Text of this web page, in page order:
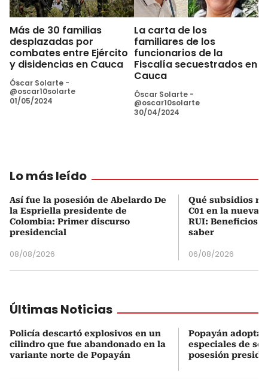
Más de 30 familias
desplazadas por
combates entre Ejército
y disidencias en Cauca
Óscar Solarte -
@oscar10solarte
01/05/2024
La carta de los
familiares de los
funcionarios de la
Fiscalía secuestrados en
Cauca
Óscar Solarte -
@oscar10solarte
30/04/2024
Lo más leído
Así fue la posesión de Abelardo De
la Espriella presidente de
Colombia: Primer discurso
presidencial
08/08/2026
Qué subsidios
C01 en la nueva
RUI: Beneficios
saber
06/08/2026
Últimas Noticias
Policía descartó explosivos en un
cilindro que fue abandonado en la
variante norte de Popayán
Popayán adopta
especiales de
posesión